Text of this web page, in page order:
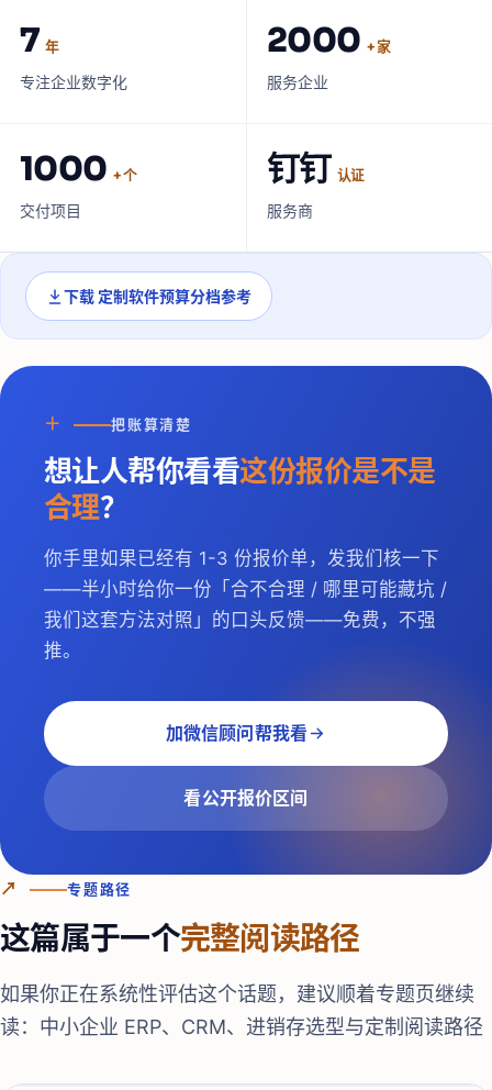
7 年
专注企业数字化
2000 + 家
服务企业
1000 + 个
交付项目
钉钉 认证
服务商
下载 定制软件预算分档参考
＋ 把账算清楚
想让人帮你看看这份报价是不是
合理？
你手里如果已经有 1-3 份报价单，发我们核一下
——半小时给你一份「合不合理 / 哪里可能藏坑 /
我们这套方法对照」的口头反馈——免费，不强
推。
加微信顾问帮我看
看公开报价区间
↗ 专题路径
这篇属于一个完整阅读路径
如果你正在系统性评估这个话题，建议顺着专题页继续
读： 中小企业 ERP、CRM、进销存选型与定制阅读路径